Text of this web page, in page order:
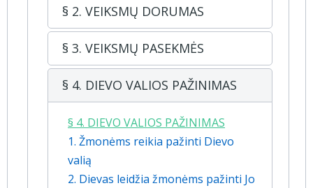
§ 2. VEIKSMŲ DORUMAS
§ 3. VEIKSMŲ PASEKMĖS
§ 4. DIEVO VALIOS PAŽINIMAS
§ 4. DIEVO VALIOS PAŽINIMAS
1. Žmonėms reikia pažinti Dievo
valią
2. Dievas leidžia žmonėms pažinti Jo